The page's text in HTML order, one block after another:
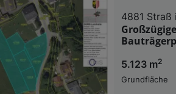
4881 Straß
5.123 m2
Grundfläche